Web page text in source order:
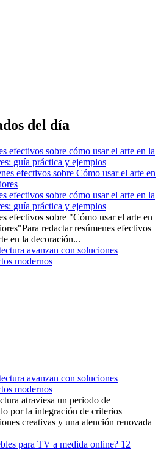
del día
efectivos sobre cómo usar el arte en la
guía práctica y ejemplos
efectivos sobre cómo usar el arte en la
guía práctica y ejemplos
efectivos sobre "Cómo usar el arte en
redactar resúmenes efectivos
en la decoración...
avanzan con soluciones
modernos
avanzan con soluciones
modernos
atraviesa un periodo de
por la integración de criterios
creativas y una atención renovada
para TV a medida online? 12